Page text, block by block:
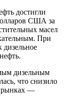
достигли
США за
масел
При
дизельное
дизельным
что снизило
рынках —